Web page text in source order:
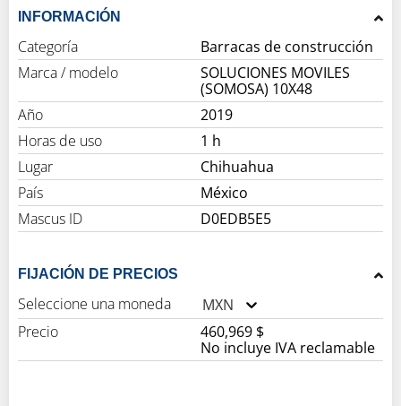
INFORMACIÓN
Categoría
Barracas de construcción
Marca / modelo
SOLUCIONES MOVILES
(SOMOSA) 10X48
Año
2019
Horas de uso
1 h
Lugar
Chihuahua
País
México
Mascus ID
D0EDB5E5
FIJACIÓN DE PRECIOS
Seleccione una moneda
MXN
Precio
460,969 $
No incluye IVA reclamable